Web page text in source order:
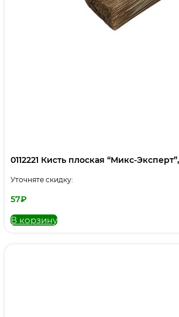
0112221 Кисть плоская “Микс-
Уточняте скидку:
57₽
В корзину